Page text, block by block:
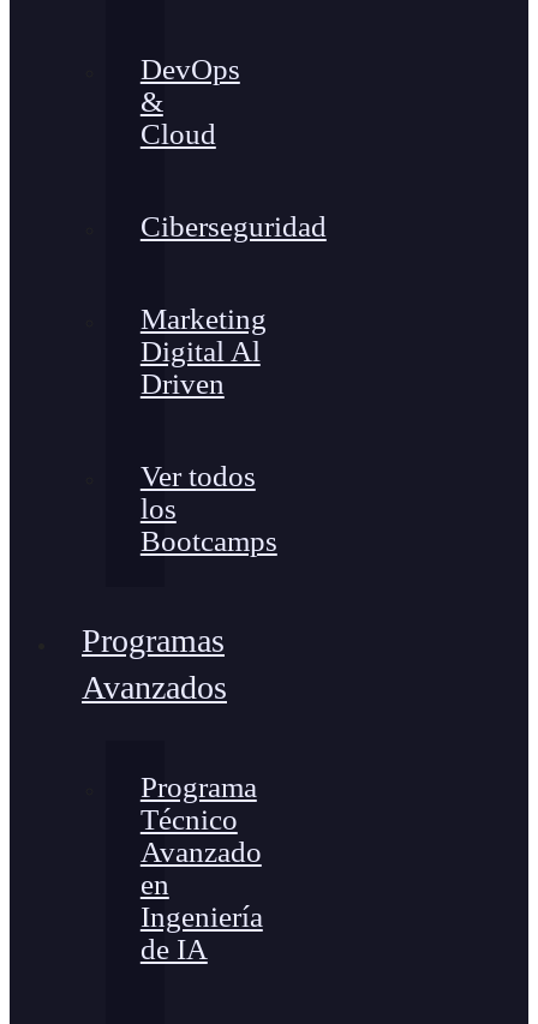
DevOps
&
Cloud
Ciberseguridad
Marketing
Digital Al
Driven
Ver todos
los
Bootcamps
Programas
Avanzados
Programa
Técnico
Avanzado
en
Ingeniería
de IA